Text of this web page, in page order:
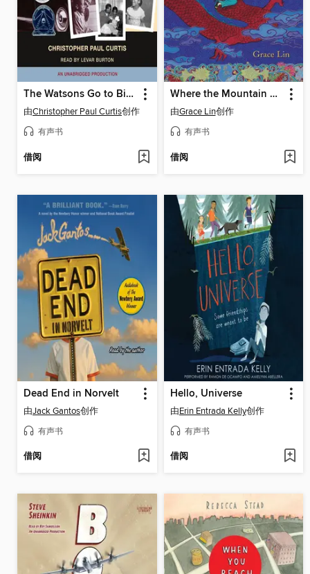
The Watsons Go to Birmingham - 1963
由Christopher Paul Curtis创作
有声书
借阅
Where the Mountain Meets the Moon
由Grace Lin创作
有声书
借阅
Dead End in Norvelt
由Jack Gantos创作
有声书
借阅
Hello, Universe
由Erin Entrada Kelly创作
有声书
借阅